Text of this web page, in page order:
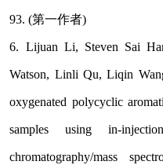
93. (第一作者)
6. Lijuan Li, Steven Sai
Watson, Linli Qu, Liqin
oxygenated polycyclic
samples using in-
chromatography/mass